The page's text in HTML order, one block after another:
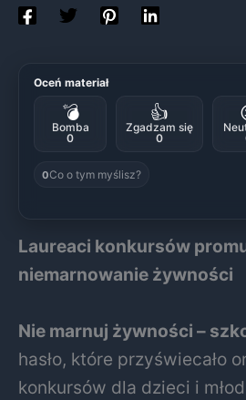
Oceń materiał
💣
Bomba
0
👍
Zgadzam się
0
0Co o tym myślisz?
Laureaci konkursów
niemarnowanie żywności
Nie marnuj żywności –
hasło, które przyświecało
konkursów dla dzieci i